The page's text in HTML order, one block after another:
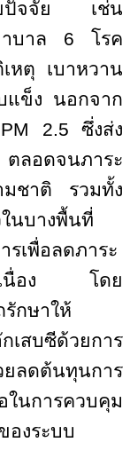
ยปัจจัย เช่น
บาล 6 โรค
หตุ เบาหวาน
แข็ง นอกจาก
PM 2.5ซึ่งส่ง
ตลอดจนภาระ
มชาติ รวมทั้ง
นบางพื้นที่
รเพื่อลดภาระ
อเนื่อง โดย
รักษาให้
เสบซีด้วยการ
ยลดต้นทุนการ
ในการควบคุม
องระบบ